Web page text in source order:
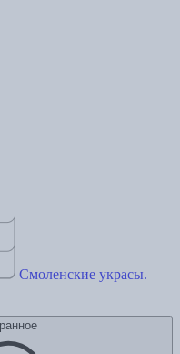
Смоленские украсы.